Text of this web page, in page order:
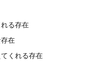
る存在
在
くれる存在